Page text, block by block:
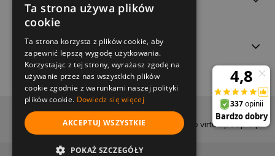
O NAS
copyright (c) 2022
projekt i wykonanie virtualpeople.pl
pokaż pełną wersję strony
Ta strona używa plików
cookie
Ta strona korzysta z plików cookie, aby
zapewnić lepszą wygodę użytkowania.
Korzystając z tej strony, wyrażasz zgodę na
używanie przez nas wszystkich plików
cookie zgodnie z warunkami naszej polityki
plików cookie. Dowiedz się więcej
AKCEPTUJ WSZYSTKIE
POKAŻ SZCZEGÓŁY